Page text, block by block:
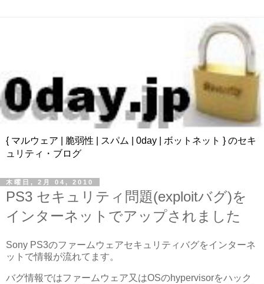
{ マルウェア | 脆弱性 | スパム | 0day | ボットネット } のセキ
ュリティ・ブログ
木曜日, 2月 04, 2010
PS3 セキュリティ問題(exploitバグ)を
インターネットでアップされました
Sony PS3のファームウェアセキュリティバグをインターネ
ットで情報が流れてます。
バグ情報ではファームウェア又はOSのhypervisorをハック